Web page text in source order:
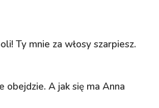
Ty mnie za włosy szarpiesz.
A jak się ma Anna